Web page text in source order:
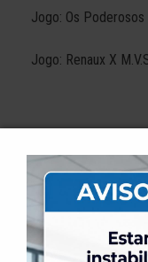
Jogo: Os
Jogo: Renaux X
Jogo: Academia X
Jogo: Os Poderosos